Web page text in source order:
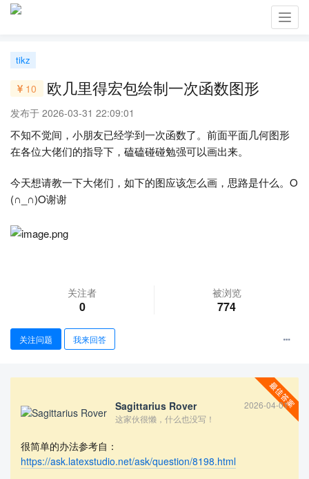
tikz
10 欧几里得宏包绘制一次函数图形
发布于 2026-03-31 22:09:01
不知不觉间，小朋友已经学到一次函数了。前面平面几何图形
在各位大佬们的指导下，磕磕碰碰勉强可以画出来。
今天想请教一下大佬们，如下的图应该怎么画，思路是什么。O
(∩_∩)O谢谢
关注者
0
被浏览
774
关注问题 我来回答
Sagittarius Rover
2026-04-01
这家伙很懒，什么也没写！
很简单的办法参考自：
https://ask.latexstudio.net/ask/question/8198.html